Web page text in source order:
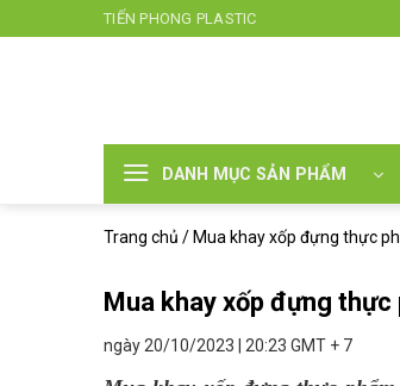
đến
TIẾN PHONG PLASTIC
DANH MỤC SẢN PHẨM
Trang chủ / Mua khay xốp đựng thực
Mua khay xốp đựng
ngày 20/10/2023 | 20:23 GMT + 7